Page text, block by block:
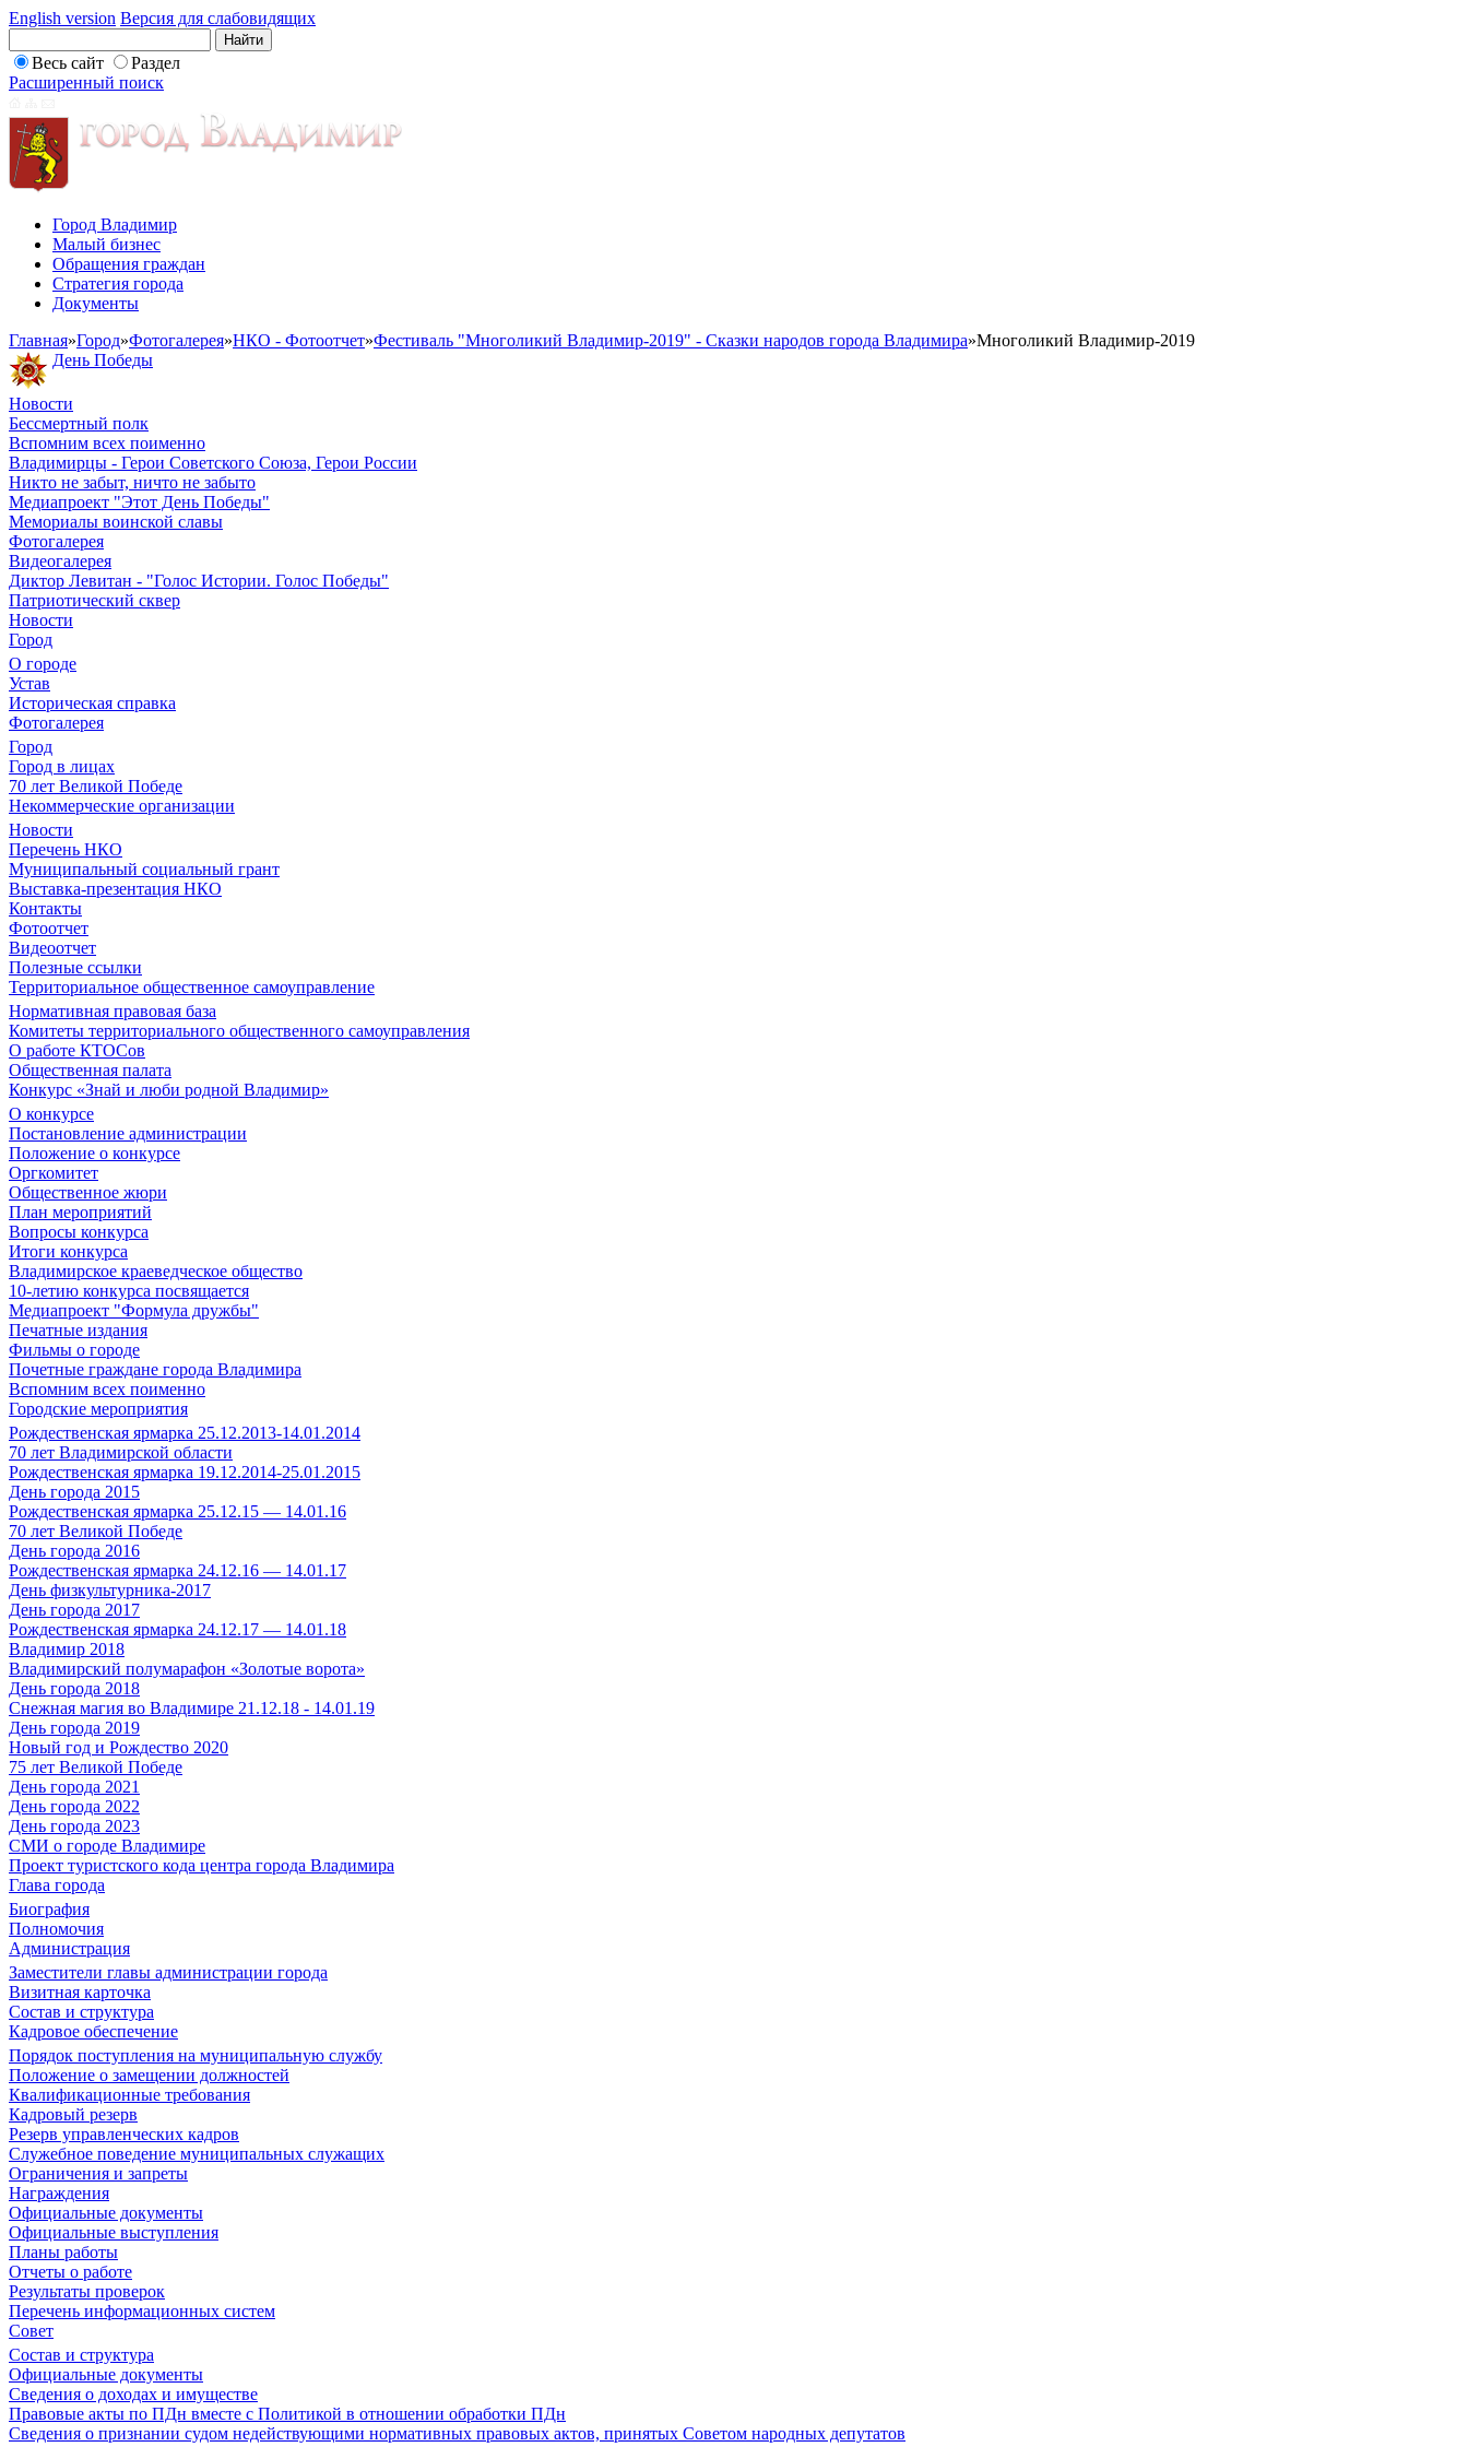
English version Версия для слабовидящих
Весь сайт
Раздел
Расширенный поиск
Город Владимир
Малый бизнес
Обращения граждан
Стратегия города
Документы
Главная»Город»Фотогалерея»НКО - Фотоотчет»Фестиваль "Многоликий Владимир-2019" - Сказки народов города Владимира»Многоликий Владимир-2019
День Победы
Новости
Бессмертный полк
Вспомним всех поименно
Владимирцы - Герои Советского Союза, Герои России
Никто не забыт, ничто не забыто
Медиапроект "Этот День Победы"
Мемориалы воинской славы
Фотогалерея
Видеогалерея
Диктор Левитан - "Голос Истории. Голос Победы"
Патриотический сквер
Новости
Город
О городе
Устав
Историческая справка
Фотогалерея
Город
Город в лицах
70 лет Великой Победе
Некоммерческие организации
Новости
Перечень НКО
Муниципальный социальный грант
Выставка-презентация НКО
Контакты
Фотоотчет
Видеоотчет
Полезные ссылки
Территориальное общественное самоуправление
Нормативная правовая база
Комитеты территориального общественного самоуправления
О работе КТОСов
Общественная палата
Конкурс «Знай и люби родной Владимир»
О конкурсе
Постановление администрации
Положение о конкурсе
Оргкомитет
Общественное жюри
План мероприятий
Вопросы конкурса
Итоги конкурса
Владимирское краеведческое общество
10-летию конкурса посвящается
Медиапроект "Формула дружбы"
Печатные издания
Фильмы о городе
Почетные граждане города Владимира
Вспомним всех поименно
Городские мероприятия
Рождественская ярмарка 25.12.2013-14.01.2014
70 лет Владимирской области
Рождественская ярмарка 19.12.2014-25.01.2015
День города 2015
Рождественская ярмарка 25.12.15 — 14.01.16
70 лет Великой Победе
День города 2016
Рождественская ярмарка 24.12.16 — 14.01.17
День физкультурника-2017
День города 2017
Рождественская ярмарка 24.12.17 — 14.01.18
Владимир 2018
Владимирский полумарафон «Золотые ворота»
День города 2018
Снежная магия во Владимире 21.12.18 - 14.01.19
День города 2019
Новый год и Рождество 2020
75 лет Великой Победе
День города 2021
День города 2022
День города 2023
СМИ о городе Владимире
Проект туристского кода центра города Владимира
Глава города
Биография
Полномочия
Администрация
Заместители главы администрации города
Визитная карточка
Состав и структура
Кадровое обеспечение
Порядок поступления на муниципальную службу
Положение о замещении должностей
Квалификационные требования
Кадровый резерв
Резерв управленческих кадров
Служебное поведение муниципальных служащих
Ограничения и запреты
Награждения
Официальные документы
Официальные выступления
Планы работы
Отчеты о работе
Результаты проверок
Перечень информационных систем
Совет
Состав и структура
Официальные документы
Сведения о доходах и имуществе
Правовые акты по ПДн вместе с Политикой в отношении обработки ПДн
Сведения о признании судом недействующими нормативных правовых актов, принятых Советом народных депутатов